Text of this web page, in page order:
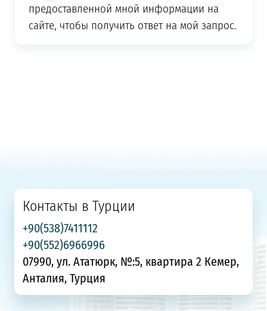
предоставленной мной информации на
сайте, чтобы получить ответ на мой запрос.
Контакты в Турции
+90(538)7411112
+90(552)6966996
07990, ул. Ататюрк, №:5, квартира 2 Кемер,
Анталия, Турция